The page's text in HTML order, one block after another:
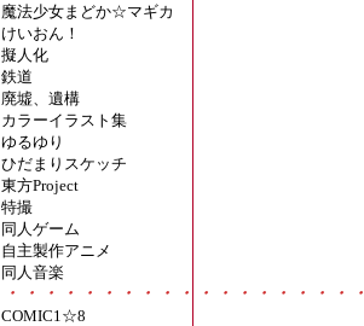
魔法少女まどか☆マギカ
けいおん！
擬人化
鉄道
廃墟、遺構
カラーイラスト集
ゆるゆり
ひだまりスケッチ
東方Project
特撮
同人ゲーム
自主製作アニメ
同人音楽
・・・・・・・・・・・・・・・・・・・
COMIC1☆8